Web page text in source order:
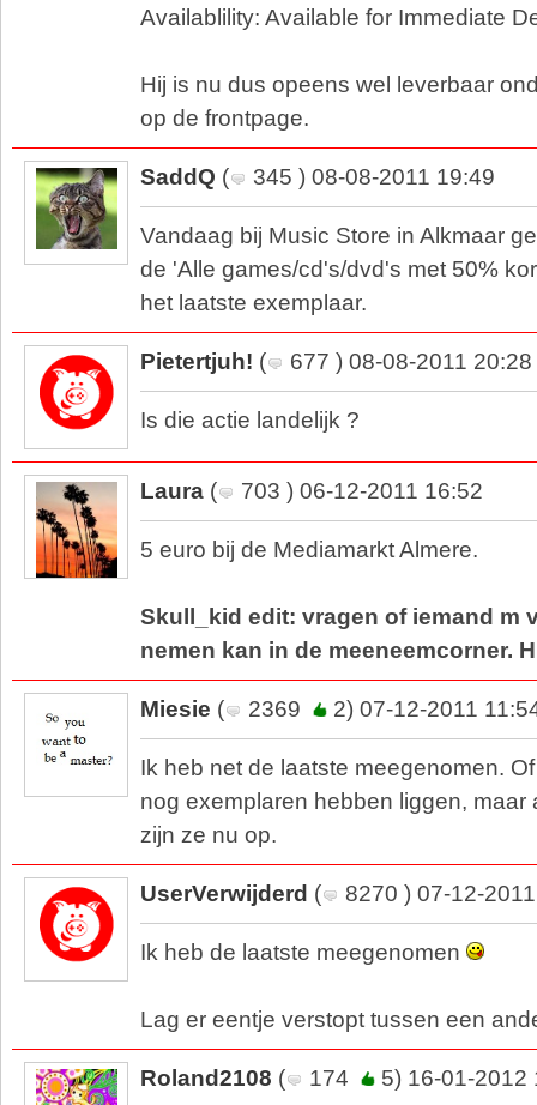
Availablility: Available for Immediate
Hij is nu dus opeens wel leverbaar
op de frontpage.
SaddQ ( 345 ) 08-08-2011 19:49
Vandaag bij Music Store in Alkmaar
de 'Alle games/cd's/dvd's met 50%
het laatste exemplaar.
Pietertjuh! ( 677 ) 08-08-2011 20:28
Is die actie landelijk ?
Laura ( 703 ) 06-12-2011 16:52
5 euro bij de Mediamarkt Almere.
Skull_kid edit: vragen of iemand m
nemen kan in de meeneemcorner.
Miesie ( 2369 2) 07-12-2011
Ik heb net de laatste meegenomen.
nog exemplaren hebben liggen, maar
zijn ze nu op.
UserVerwijderd ( 8270 ) 07-12-
Ik heb de laatste meegenomen
Lag er eentje verstopt tussen een
Roland2108 ( 174 5) 16-01-2012